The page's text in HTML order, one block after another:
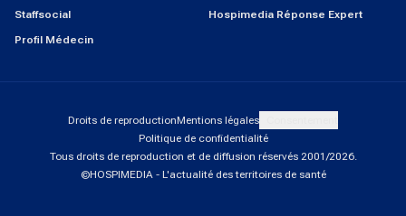
Staffsocial
Profil Médecin
Hospimedia Réponse Expert
Droits de reproductionMentions légales
Politique de confidentialité
Tous droits de reproduction et de diffusion réservés 2001/2026.
©HOSPIMEDIA - L'actualité des territoires de santé